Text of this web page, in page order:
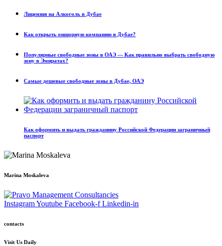
Лицензия на Алкоголь в Дубае
Как открыть оншорную компанию в Дубае?
Популярные свободные зоны в ОАЭ — Как правильно выбрать свободную
зону в Эмиратах?
Самые дешевые свободные зоны в Дубае, ОАЭ
Как оформить и выдать гражданину Российской Федерации заграничный
паспорт
Marina Moskaleva
InstagramYoutube Facebook-f Linkedin-in
contacts
Visit Us Daily